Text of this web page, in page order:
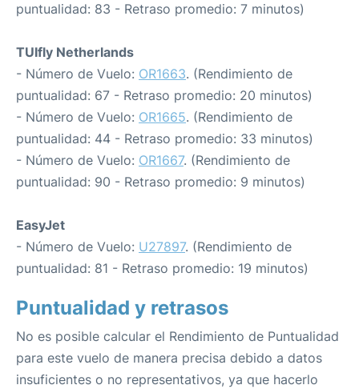
puntualidad: 83 - Retraso promedio: 7 minutos)
TUIfly Netherlands
- Número de Vuelo: OR1663. (Rendimiento de
puntualidad: 67 - Retraso promedio: 20 minutos)
- Número de Vuelo: OR1665. (Rendimiento de
puntualidad: 44 - Retraso promedio: 33 minutos)
- Número de Vuelo: OR1667. (Rendimiento de
puntualidad: 90 - Retraso promedio: 9 minutos)
EasyJet
- Número de Vuelo: U27897. (Rendimiento de
puntualidad: 81 - Retraso promedio: 19 minutos)
Puntualidad y retrasos
No es posible calcular el Rendimiento de Puntualidad
para este vuelo de manera precisa debido a datos
insuficientes o no representativos, ya que hacerlo